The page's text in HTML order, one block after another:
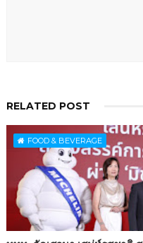
RELATED POST
FOOD & BEVERAGE